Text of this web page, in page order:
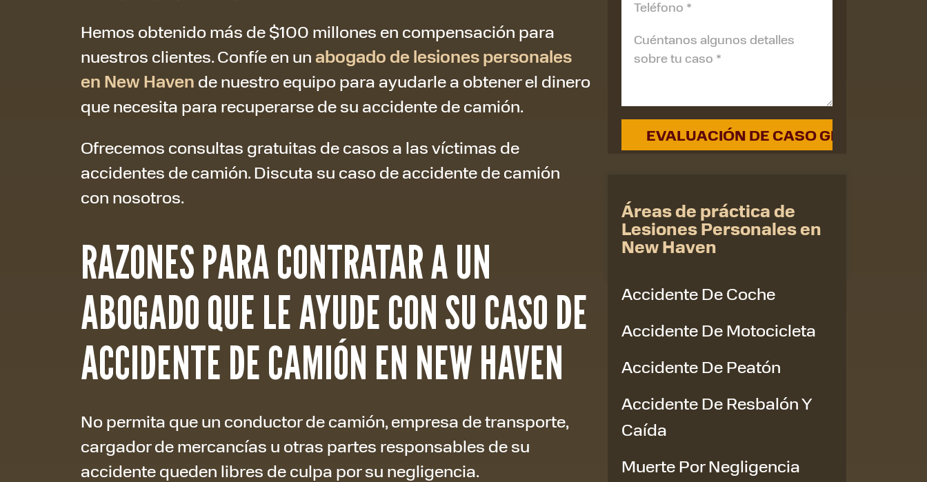
Hemos obtenido más de $100 millones en compensación para
nuestros clientes. Confíe en unabogado de lesiones personales
en New Haven de nuestro equipo para ayudarle a obtener el dinero
que necesita para recuperarse de su accidente de camión.
Ofrecemos consultas gratuitas de casos a las víctimas de
accidentes de camión. Discuta su caso de accidente de camión
con nosotros.
RAZONES PARA CONTRATAR A UN
ABOGADO QUE LE AYUDE CON SU CASO DE
ACCIDENTE DE CAMIÓN EN NEW HAVEN
No permita que un conductor de camión, empresa de transporte,
cargador de mercancías u otras partes responsables de su
accidente queden libres de culpa por su negligencia.
Áreas de práctica de
Lesiones Personales en
New Haven
Accidente De Coche
Accidente De Motocicleta
Accidente De Peatón
Accidente De Resbalón Y
Caída
Muerte Por Negligencia